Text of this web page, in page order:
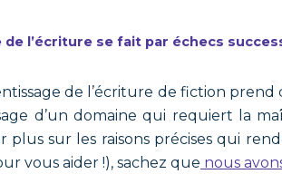
de l’écriture se fait par échecs
de l’écriture de fiction
d’un domaine qui requiert la
plus sur les raisons précises qui
vous aider !), sachez que nous